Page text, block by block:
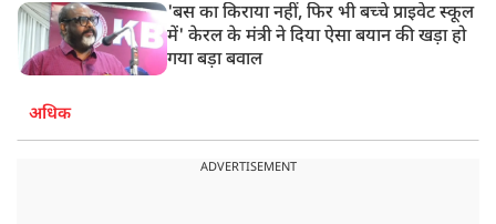
'बस का किराया नहीं, फिर भी बच्चे प्राइवेट स्कूल
में' केरल के मंत्री ने दिया ऐसा बयान की खड़ा हो
गया बड़ा बवाल
अधिक
ADVERTISEMENT